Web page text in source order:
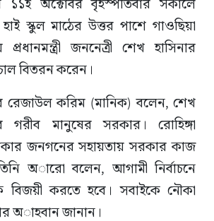
১১ই অক্টোবর বৃহস্পতিবার সকালে
স্কুল মাঠের উত্তর পাশে গাওছিয়া
প্রধানমন্ত্রী জননেত্রী শেখ হাসিনার
বিতরন করেন।
রেজাউল করিম (মানিক) বলেন, শেখ
গরীব মানুষের সরকার। রোহিঙ্গা
জনগনের সহায়তায় সরকার কাজ
অারো বলেন, আগামী নির্বাচনে
করতে হবে। সবাইকে নৌকা
অাহবান জানান।